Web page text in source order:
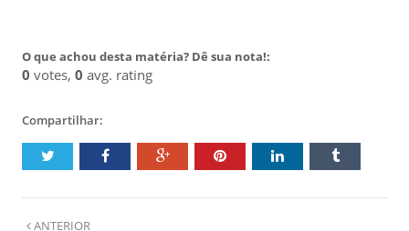
O que achou desta matéria? Dê sua nota!:
0 votes, 0 avg. rating
Compartilhar:
ANTERIOR